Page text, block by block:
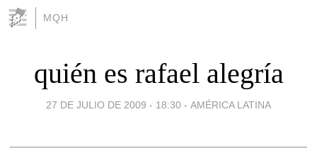
MQH
quién es rafael alegría
27 DE JULIO DE 2009 - 18:30 - AMÉRICA LATINA